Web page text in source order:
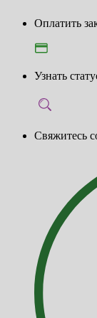
Оплатить
Узнать
Свяжитесь